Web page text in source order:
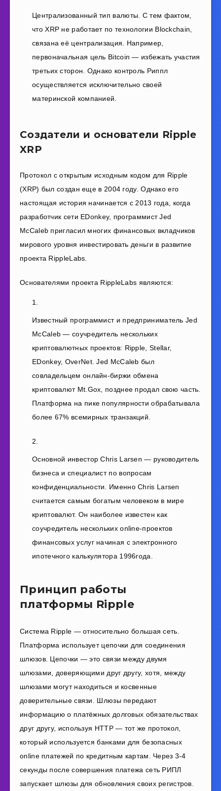
Централизованный тип валюты. С тем фактом,
что XRP не работает по технологии Blockchain,
связана её централизация. Например,
первоначальная цель Bitcoin — избежать участия
третьих сторон. Однако контроль Риппл
осуществляется исключительно своей
материнской компанией.
Создатели и основатели Ripple
XRP
Протокол с открытым исходным кодом для Ripple
(XRP) был создан еще в 2004 году. Однако его
настоящая история начинается с 2013 года, когда
разработчик сети EDonkey, программист Jed
McCaleb пригласил многих финансовых вкладчиков
мирового уровня инвестировать деньги в развитие
проекта RippleLabs.
Основателями проекта RippleLabs являются:
Известный программист и предприниматель Jed
McCaleb — соучредитель нескольких
криптовалютных проектов: Ripple, Stellar,
EDonkey, OverNet. Jed McCaleb был
совладельцем онлайн-биржи обмена
криптовалют Mt.Gox, позднее продал свою часть.
Платформа на пике популярности обрабатывала
более 67% всемирных транзакций.
Основной инвестор Chris Larsen — руководитель
бизнеса и специалист по вопросам
конфиденциальности. Именно Chris Larsen
считается самым богатым человеком в мире
криптовалют. Он наиболее известен как
соучредитель нескольких online-проектов
финансовых услуг начиная с электронного
ипотечного калькулятора 1996года.
Принцип работы
платформы Ripple
Система Ripple — относительно большая сеть.
Платформа использует цепочки для соединения
шлюзов. Цепочки — это связи между двумя
шлюзами, доверяющими друг другу, хотя, между
шлюзами могут находиться и косвенные
доверительные связи. Шлюзы передают
информацию о платёжных долговых обязательствах
друг другу, используя HTTP — тот же протокол,
который используется банками для безопасных
online платежей по кредитным картам. Через 3-4
секунды после совершения платежа сеть РИПЛ
запускает шлюзы для обновления своих регистров.